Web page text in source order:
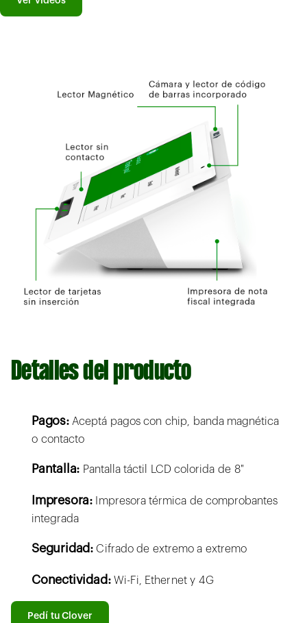
Detalles del producto
Pagos:Aceptá pagos con chip, banda magnética
o contacto
Pantalla: Pantalla táctil LCD colorida de 8"
Impresora:Impresora térmica de comprobantes
integrada
Seguridad:Cifrado de extremo a extremo
Conectividad:Wi-Fi, Ethernet y 4G
Pedí tu Clover